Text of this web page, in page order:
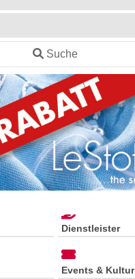
Suche
Dienstleister
Events & Kultur